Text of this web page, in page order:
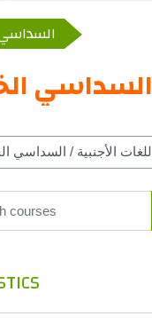
السداسي
by year